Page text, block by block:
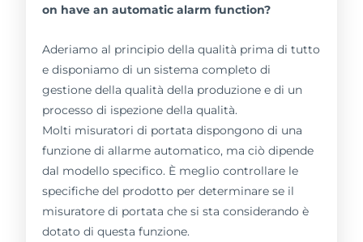
on have an automatic alarm function?
Aderiamo al principio della qualità prima di tutto
e disponiamo di un sistema completo di
gestione della qualità della produzione e di un
processo di ispezione della qualità.
Molti misuratori di portata dispongono di una
funzione di allarme automatico, ma ciò dipende
dal modello specifico. È meglio controllare le
specifiche del prodotto per determinare se il
misuratore di portata che si sta considerando è
dotato di questa funzione.